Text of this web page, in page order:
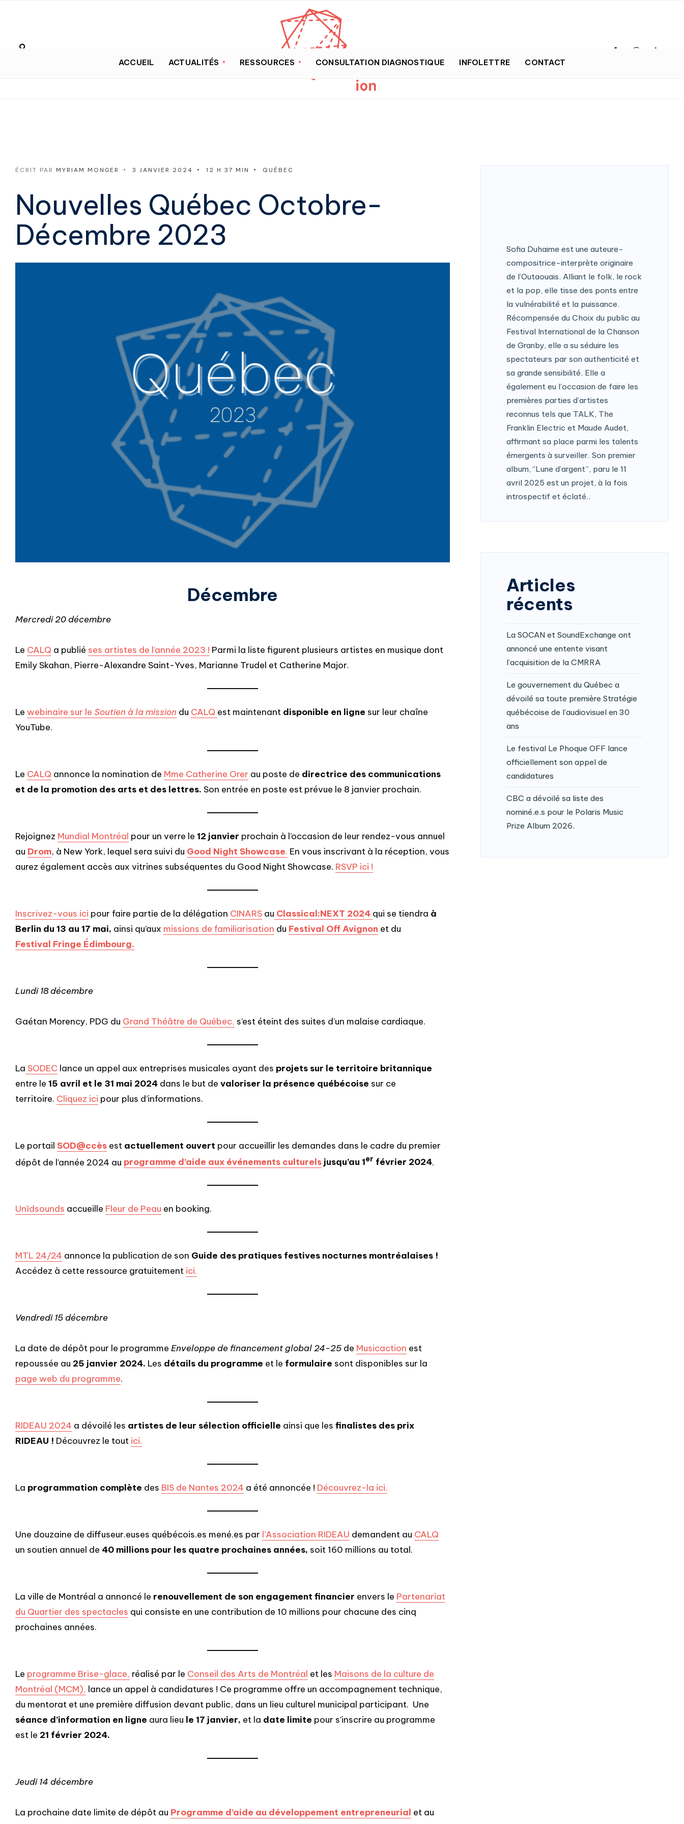
ACCUEIL ACTUALITÉS RESSOURCES CONSULTATION DIAGNOSTIQUE INFOLETTRE CONTACT
ÉCRIT PAR MYRIAM MONGER • 3 JANVIER 2024 • 12 H 37 MIN • QUÉBEC
Nouvelles Québec Octobre-
Décembre 2023
Décembre
Mercredi 20 décembre
Le CALQ a publié ses artistes de l’année 2023 ! Parmi la liste figurent plusieurs artistes en musique dont
Emily Skahan, Pierre-Alexandre Saint-Yves, Marianne Trudel et Catherine Major.
Le webinaire sur le Soutien à la mission du CALQ est maintenant disponible en ligne sur leur chaîne
YouTube.
Le CALQ annonce la nomination de Mme Catherine Orer au poste de directrice des communications
et de la promotion des arts et des lettres. Son entrée en poste est prévue le 8 janvier prochain.
Rejoignez Mundial Montréal pour un verre le 12 janvier prochain à l’occasion de leur rendez-vous annuel
au Drom, à New York, lequel sera suivi du Good Night Showcase. En vous inscrivant à la réception, vous
aurez également accès aux vitrines subséquentes du Good Night Showcase. RSVP ici !
Inscrivez-vous ici pour faire partie de la délégation CINARS au Classical:NEXT 2024 qui se tiendra à
Berlin du 13 au 17 mai, ainsi qu’aux missions de familiarisation du Festival Off Avignon et du
Festival Fringe Édimbourg.
Lundi 18 décembre
Gaétan Morency, PDG du Grand Théâtre de Québec, s’est éteint des suites d’un malaise cardiaque.
La SODEC lance un appel aux entreprises musicales ayant des projets sur le territoire britannique
entre le 15 avril et le 31 mai 2024 dans le but de valoriser la présence québécoise sur ce
territoire. Cliquez ici pour plus d’informations.
Le portail SOD@ccès est actuellement ouvert pour accueillir les demandes dans le cadre du premier
dépôt de l’année 2024 au programme d’aide aux événements culturels jusqu’au 1er février 2024.
Unïdsounds accueille Fleur de Peau en booking.
MTL 24/24 annonce la publication de son Guide des pratiques festives nocturnes montréalaises !
Accédez à cette ressource gratuitement ici.
Vendredi 15 décembre
La date de dépôt pour le programme Enveloppe de financement global 24-25 de Musicaction est
repoussée au 25 janvier 2024. Les détails du programme et le formulaire sont disponibles sur la
page web du programme.
RIDEAU 2024 a dévoilé les artistes de leur sélection officielle ainsi que les finalistes des prix
RIDEAU ! Découvrez le tout ici.
La programmation complète des BIS de Nantes 2024 a été annoncée ! Découvrez-la ici.
Une douzaine de diffuseur.euses québécois.es mené.es par l’Association RIDEAU demandent au CALQ
un soutien annuel de 40 millions pour les quatre prochaines années, soit 160 millions au total.
La ville de Montréal a annoncé le renouvellement de son engagement financier envers le Partenariat
du Quartier des spectacles qui consiste en une contribution de 10 millions pour chacune des cinq
prochaines années.
Le programme Brise-glace, réalisé par le Conseil des Arts de Montréal et les Maisons de la culture de
Montréal (MCM), lance un appel à candidatures ! Ce programme offre un accompagnement technique,
du mentorat et une première diffusion devant public, dans un lieu culturel municipal participant. Une
séance d’information en ligne aura lieu le 17 janvier, et la date limite pour s’inscrire au programme
est le 21 février 2024.
Jeudi 14 décembre
La prochaine date limite de dépôt au Programme d’aide au développement entrepreneurial et au
Sofia Duhaime est une auteure-
compositrice-interprète originaire
de l’Outaouais. Alliant le folk, le rock
et la pop, elle tisse des ponts entre
la vulnérabilité et la puissance.
Récompensée du Choix du public au
Festival International de la Chanson
de Granby, elle a su séduire les
spectateurs par son authenticité et
sa grande sensibilité. Elle a
également eu l’occasion de faire les
premières parties d’artistes
reconnus tels que TALK, The
Franklin Electric et Maude Audet,
affirmant sa place parmi les talents
émergents à surveiller. Son premier
album, “Lune d’argent”, paru le 11
avril 2025 est un projet, à la fois
introspectif et éclaté..
Articles
récents
La SOCAN et SoundExchange ont
annoncé une entente visant
l’acquisition de la CMRRA
Le gouvernement du Québec a
dévoilé sa toute première Stratégie
québécoise de l’audiovisuel en 30
ans
Le festival Le Phoque OFF lance
officiellement son appel de
candidatures
CBC a dévoilé sa liste des
nominé.e.s pour le Polaris Music
Prize Album 2026.